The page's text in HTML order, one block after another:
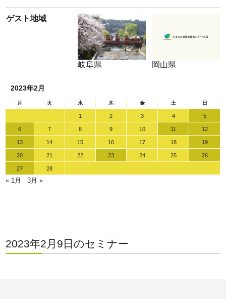
ゲスト地域
岐阜県 岡山県
2023年2月
月 火 水 木 金 土 日
1 2 3 4 5
6 7 8 9 10 11 12
13 14 15 16 17 18 19
20 21 22 23 24 25 26
27 28
« 1月 3月 »
2023年2月9日のセミナー